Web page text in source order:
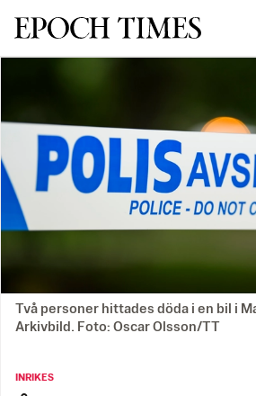
Svenska Epoch Times
Två personer hittades döda i en bil i
Arkivbild. Foto: Oscar Olsson/TT
INRIKES